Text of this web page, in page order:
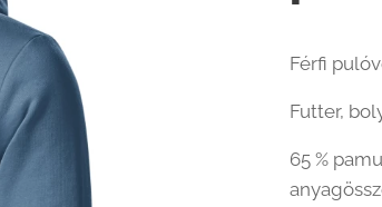
Férfi
Futter,
65 %